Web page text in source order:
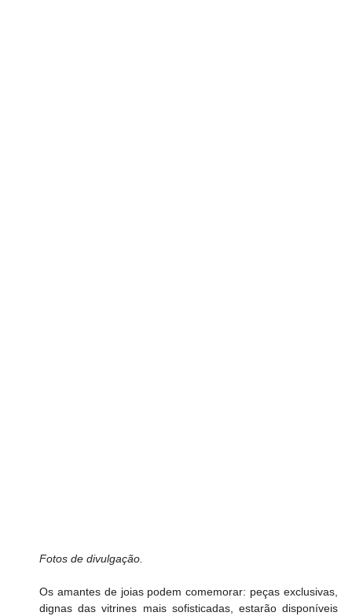
Fotos de divulgação.
Os amantes de joias podem comemorar: peças exclusivas,
dignas das vitrines mais sofisticadas, estarão disponíveis